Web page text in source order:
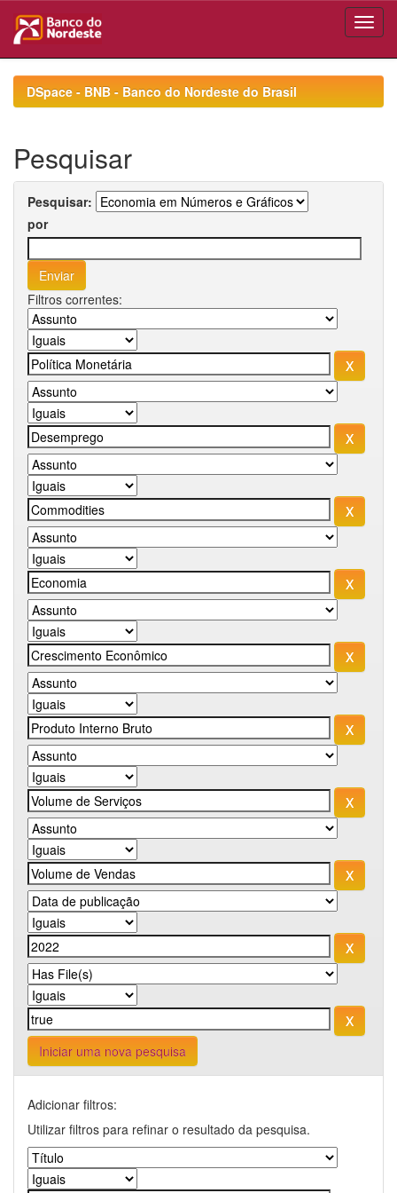
navigationDSpace - BNB - Banco do Nordeste do Brasil
Pesquisar
Pesquisar:
por
Filtros correntes:
Iniciar uma nova pesquisa
Adicionar filtros:
Utilizar filtros para refinar o resultado da pesquisa.